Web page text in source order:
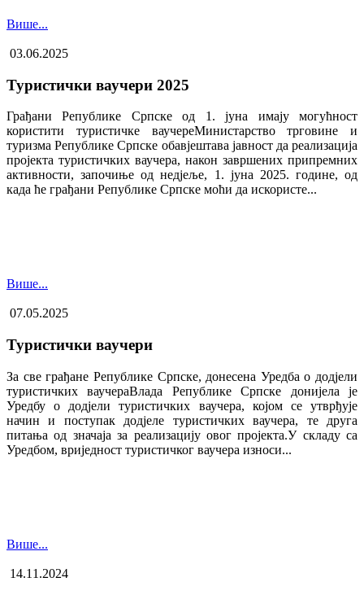
Више...
03.06.2025
Туристички ваучери 2025
Грађани Републике Српске од 1. јуна имају могућност
користити туристичке ваучере​Министарство трговине и
туризма Републике Српске обавјештава јавност да реализација
пројекта туристичких ваучера, након завршених припремних
активности, започиње од недјеље, 1. јуна 2025. године, од
када ће грађани Републике Српске моћи да искористе...
Више...
07.05.2025
Туристички ваучери
За све грађане Републике Српске, донесена Уредба о додјели
туристичких ваучера​Влада Републике Српске донијела је
Уредбу о додјели туристичких ваучера, којом се утврђује
начин и поступак додјеле туристичких ваучера, те друга
питања од значаја за реализацију овог пројекта.У складу са
Уредбом, вриједност туристичког ваучера износи...
Више...
14.11.2024